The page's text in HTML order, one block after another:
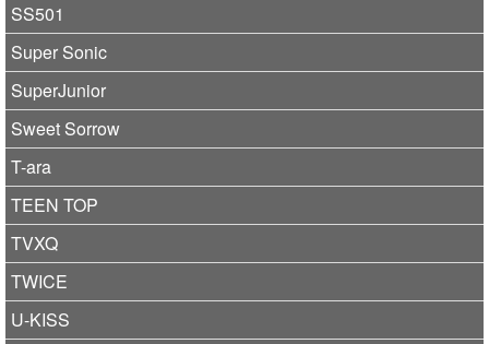
SS501
Super Sonic
SuperJunior
Sweet Sorrow
T-ara
TEEN TOP
TVXQ
TWICE
U-KISS